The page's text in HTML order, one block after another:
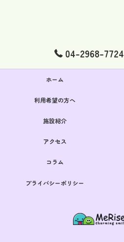
04-2968-7724
ホーム
利用希望の方へ
施設紹介
アクセス
コラム
プライバシーポリシー